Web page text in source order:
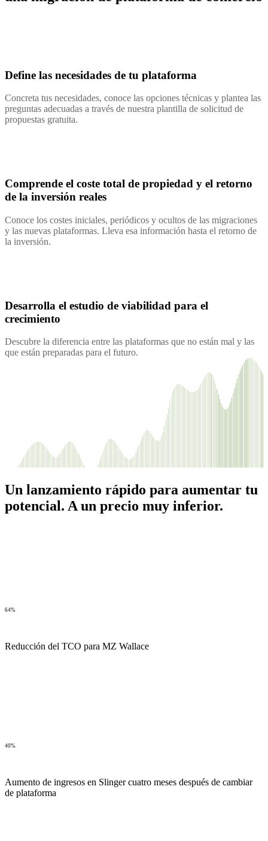
Define las necesidades de tu plataforma
Concreta tus necesidades, conoce las opciones técnicas y plantea las
preguntas adecuadas a través de nuestra plantilla de solicitud de
propuestas gratuita.
Comprende el coste total de propiedad y el retorno
de la inversión reales
Conoce los costes iniciales, periódicos y ocultos de las migraciones
y las nuevas plataformas. Lleva esa información hasta el retorno de
la inversión.
Desarrolla el estudio de viabilidad para el
crecimiento
Descubre la diferencia entre las plataformas que no están mal y las
que están preparadas para el futuro.
Un lanzamiento rápido para aumentar tu
potencial. A un precio muy inferior.
64%
Reducción del TCO para MZ Wallace
40%
Aumento de ingresos en Slinger cuatro meses después de cambiar
de plataforma